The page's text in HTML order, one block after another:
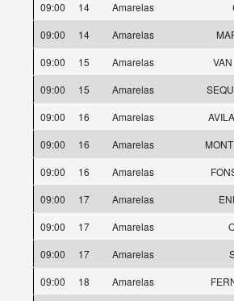
09:00
14 Amarelas
09:00
14 Amarelas
09:00
15 Amarelas
09:00
15 Amarelas
09:00
16 Amarelas
09:00
16 Amarelas
09:00
16 Amarelas
09:00
17 Amarelas
09:00
17 Amarelas
09:00
17 Amarelas
09:00
18 Amarelas